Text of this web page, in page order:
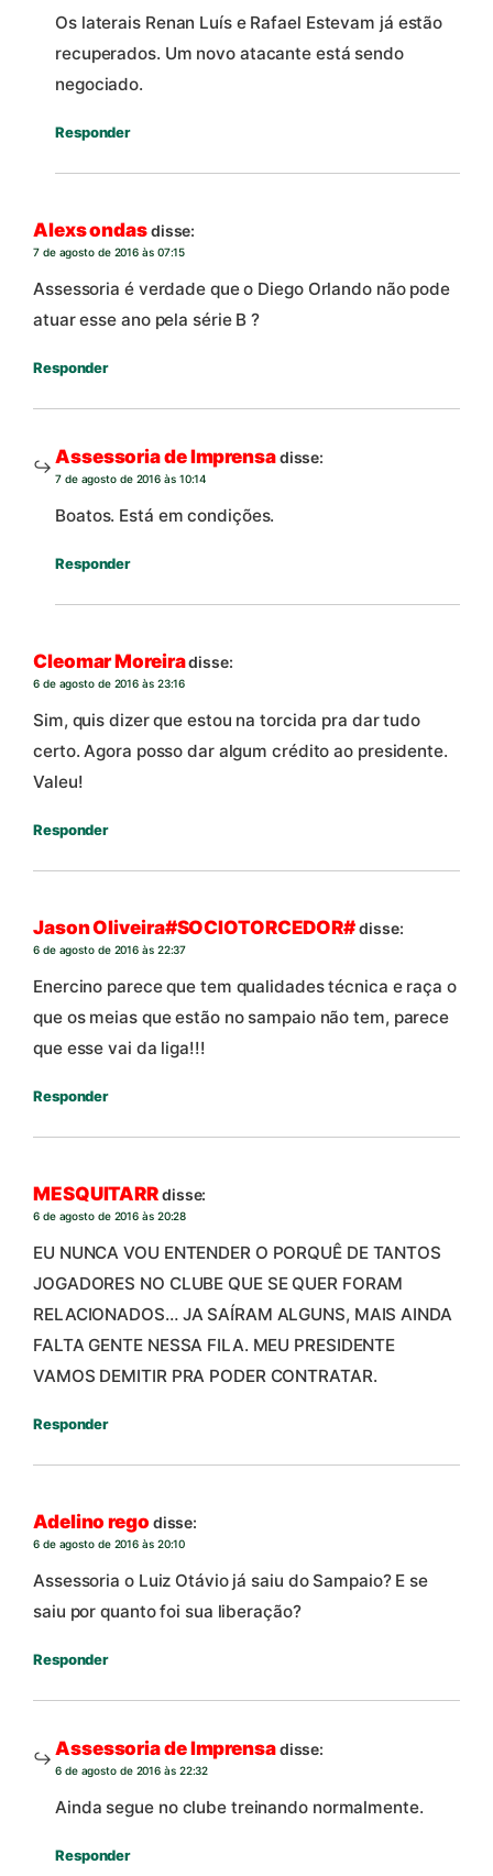
Os laterais Renan Luís e Rafael Estevam já estão
recuperados. Um novo atacante está sendo
negociado.
Responder
Alexs ondasdisse:
7 de agosto de 2016 às 07:15
Assessoria é verdade que o Diego Orlando não pode
atuar esse ano pela série B ?
Responder
Assessoria de Imprensadisse:
7 de agosto de 2016 às 10:14
Boatos. Está em condições.
Responder
Cleomar Moreiradisse:
6 de agosto de 2016 às 23:16
Sim, quis dizer que estou na torcida pra dar tudo
certo. Agora posso dar algum crédito ao presidente.
Valeu!
Responder
Jason Oliveira#SOCIOTORCEDOR#disse:
6 de agosto de 2016 às 22:37
Enercino parece que tem qualidades técnica e raça o
que os meias que estão no sampaio não tem, parece
que esse vai da liga!!!
Responder
MESQUITARRdisse:
6 de agosto de 2016 às 20:28
EU NUNCA VOU ENTENDER O PORQUÊ DE TANTOS
JOGADORES NO CLUBE QUE SE QUER FORAM
RELACIONADOS… JA SAÍRAM ALGUNS, MAIS AINDA
FALTA GENTE NESSA FILA. MEU PRESIDENTE
VAMOS DEMITIR PRA PODER CONTRATAR.
Responder
Adelino rego disse:
6 de agosto de 2016 às 20:10
Assessoria o Luiz Otávio já saiu do Sampaio? E se
saiu por quanto foi sua liberação?
Responder
Assessoria de Imprensadisse:
6 de agosto de 2016 às 22:32
Ainda segue no clube treinando normalmente.
Responder